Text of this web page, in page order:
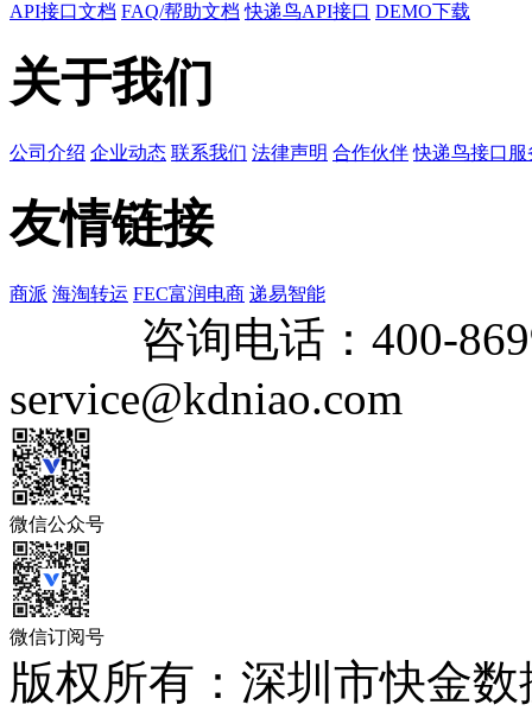
API接口文档 FAQ/帮助文档 快递鸟API接口 DEMO下载
关于我们
公司介绍 企业动态 联系我们 法律声明 合作伙伴 快递鸟接口服
友情链接
商派 海淘转运 FEC富润电商 递易智能
咨询电话： 400-
service@kdniao.com
微信公众号
微信订阅号
版权所有：深圳市快金